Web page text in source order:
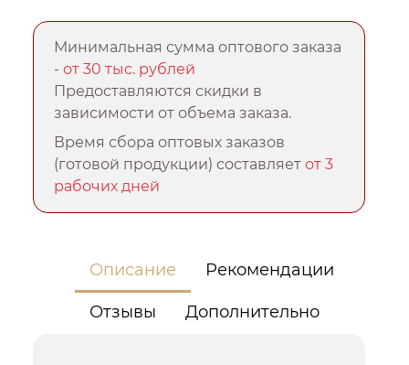
Минимальная сумма оптового заказа
-от 30 тыс. рублей
Предоставляются скидки в
зависимости от объема заказа.
Время сбора оптовых заказов
(готовой продукции) составляетот 3
рабочих дней
Описание Рекомендации
Отзывы Дополнительно